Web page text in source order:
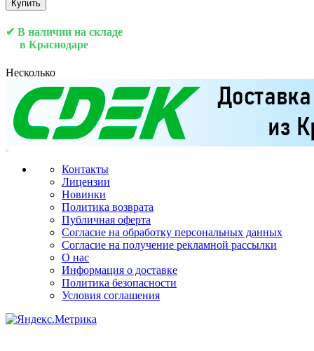
Купить
✔ В наличии на складе
в Краснодаре
Несколько
Контакты
Лицензии
Новинки
Политика возврата
Публичная оферта
Согласие на обработку персональных данных
Согласие на получение рекламной рассылки
О нас
Информация о доставке
Политика безопасности
Условия соглашения